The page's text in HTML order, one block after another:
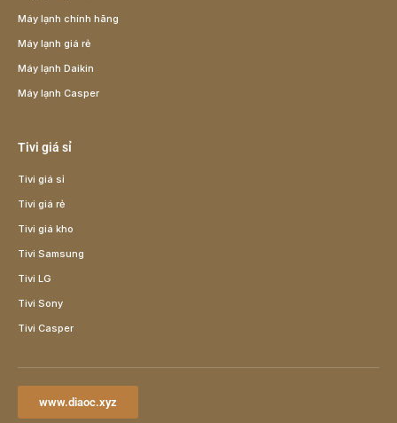
Máy lạnh chính hãng
Máy lạnh giá rẻ
Máy lạnh Daikin
Máy lạnh Casper
Tivi giá sỉ
Tivi giá sỉ
Tivi giá rẻ
Tivi giá kho
Tivi Samsung
Tivi LG
Tivi Sony
Tivi Casper
www.diaoc.xyz